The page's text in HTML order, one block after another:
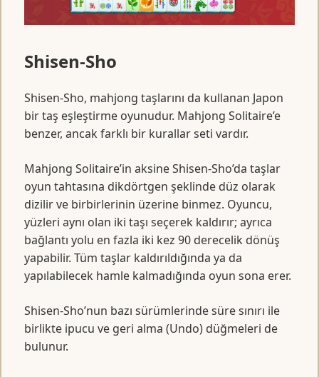
Shisen-Sho
Shisen-Sho, mahjong taşlarını da kullanan Japon
bir taş eşleştirme oyunudur. Mahjong Solitaire’e
benzer, ancak farklı bir kurallar seti vardır.
Mahjong Solitaire’in aksine Shisen-Sho’da taşlar
oyun tahtasına dikdörtgen şeklinde düz olarak
dizilir ve birbirlerinin üzerine binmez. Oyuncu,
yüzleri aynı olan iki taşı seçerek kaldırır; ayrıca
bağlantı yolu en fazla iki kez 90 derecelik dönüş
yapabilir. Tüm taşlar kaldırıldığında ya da
yapılabilecek hamle kalmadığında oyun sona erer.
Shisen-Sho’nun bazı sürümlerinde süre sınırı ile
birlikte ipucu ve geri alma (Undo) düğmeleri de
bulunur.